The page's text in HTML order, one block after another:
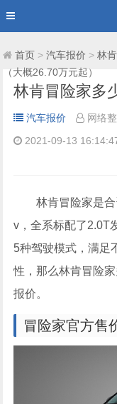
首页 >汽车报价 >林
（大概26.70万元起）
汽车报价 网络
2021-09-13
林肯冒险家是
v，全系标配了2.0T
5种驾驶模式，满足
性，那么林肯冒险
报价。
冒险家官方售